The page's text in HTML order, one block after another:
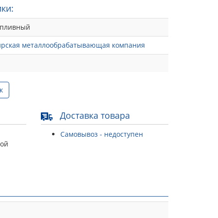
металлообрабатывающая компания
Доставка товара
Самовывоз - недоступен